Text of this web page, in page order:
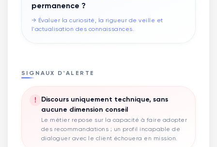
permanence ?
→ Évaluer la curiosité, la rigueur de veille et
l'actualisation des connaissances.
SIGNAUX D'ALERTE
!
Discours uniquement technique, sans
aucune dimension conseil
Le métier repose sur la capacité à faire adopter
des recommandations ; un profil incapable de
dialoguer avec le client échouera en mission.